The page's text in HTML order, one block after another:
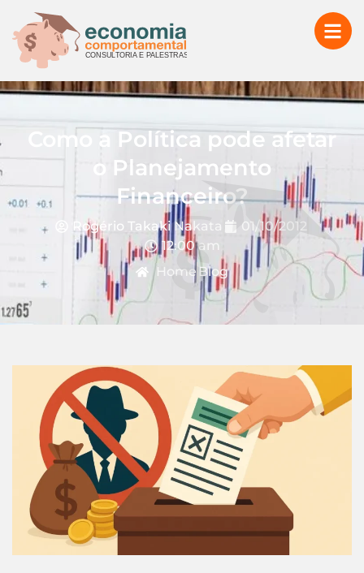
Como a Política pode afetar
o Planejamento
Financeiro?
Rogério Takaki Nakata
01/10/2012
12:00 am
Home Blog